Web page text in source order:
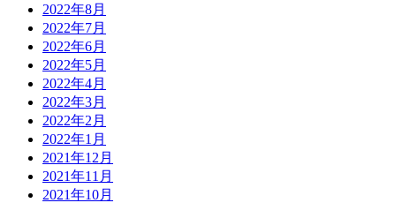
2022年8月
2022年7月
2022年6月
2022年5月
2022年4月
2022年3月
2022年2月
2022年1月
2021年12月
2021年11月
2021年10月